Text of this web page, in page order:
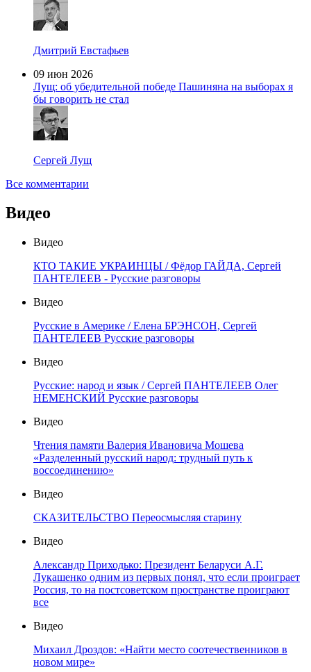
Дмитрий Евстафьев
09 июн 2026
Лущ: об убедительной победе Пашиняна на выборах я
бы говорить не стал
Сергей Лущ
Все комментарии
Видео
Видео
КТО ТАКИЕ УКРАИНЦЫ / Фёдор ГАЙДА, Сергей
ПАНТЕЛЕЕВ - Русские разговоры
Видео
Русские в Америке / Елена БРЭНСОН, Сергей
ПАНТЕЛЕЕВ Русские разговоры
Видео
Русские: народ и язык / Сергей ПАНТЕЛЕЕВ Олег
НЕМЕНСКИЙ Русские разговоры
Видео
Чтения памяти Валерия Ивановича Мошева
«Разделенный русский народ: трудный путь к
воссоединению»
Видео
СКАЗИТЕЛЬСТВО Переосмысляя старину
Видео
Александр Приходько: Президент Беларуси А.Г.
Лукашенко одним из первых понял, что если проиграет
Россия, то на постсоветском пространстве проиграют
все
Видео
Михаил Дроздов: «Найти место соотечественников в
новом мире»